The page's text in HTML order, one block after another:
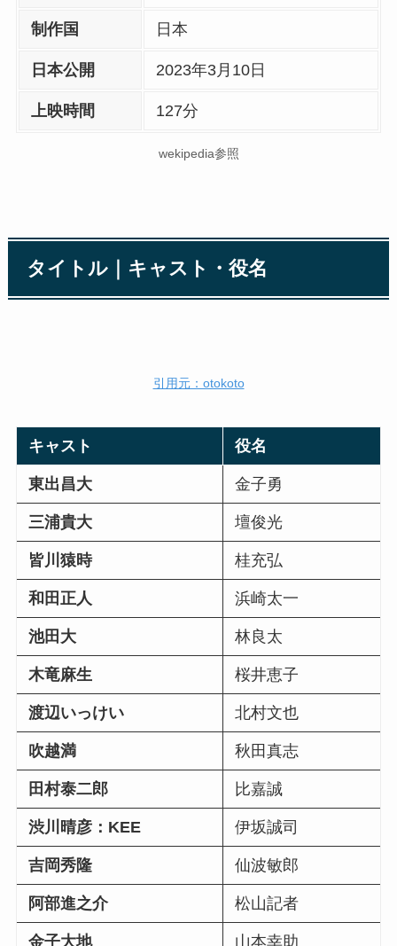
制作国 日本
日本公開 2023年3月10日
上映時間 127分
wekipedia参照
タイトル｜キャスト・役名
引用元：otokoto
キャスト 役名
東出昌大 金子勇
三浦貴大 壇俊光
皆川猿時 桂充弘
和田正人 浜崎太一
池田大 林良太
木竜麻生 桜井恵子
渡辺いっけい 北村文也
吹越満 秋田真志
田村泰二郎 比嘉誠
渋川晴彦：KEE 伊坂誠司
吉岡秀隆 仙波敏郎
阿部進之介 松山記者
金子大地 山本幸助